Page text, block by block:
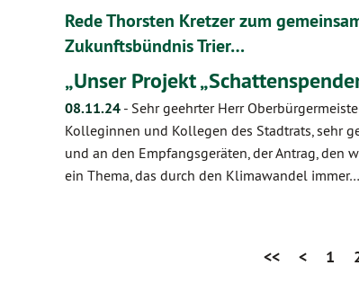
Rede Thorsten Kretzer zum
Zukunftsbündnis Trier…
„Unser Projekt
08.11.24 - Sehr geehrter Herr
Kolleginnen und Kollegen des Stadtrats, sehr
und an den Empfangsgeräten, der Antrag, den
ein Thema, das durch den Klimawandel immer…
<< < 1